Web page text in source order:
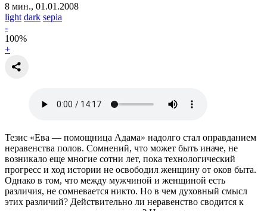
8 мин., 01.01.2008
light dark sepia
-
100%
+
Тезис «Ева — помощница Адама» надолго стал оправданием
неравенства полов. Сомнений, что может быть иначе, не
возникало еще многие сотни лет, пока технологический
прогресс и ход истории не освободил женщину от оков быта.
Однако в том, что между мужчиной и женщиной есть
различия, не сомневается никто. Но в чем духовный смысл
этих различий? Действительно ли неравенство сводится к